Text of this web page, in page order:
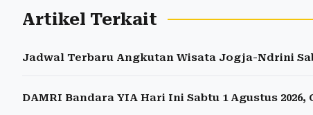
Artikel Terkait
Jadwal Terbaru Angkutan Wisata Jogja-Ndrini
DAMRI Bandara YIA Hari Ini Sabtu 1 Agustus